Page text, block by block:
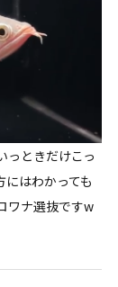
っときだけこっ
はわかっても
ワナ選抜ですw